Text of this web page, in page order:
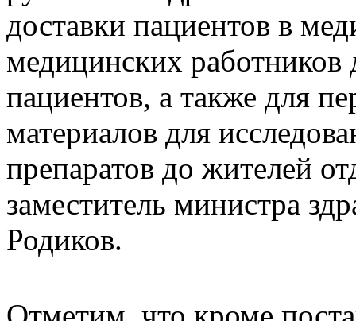
доставки пациентов в
медицинских работников
пациентов, а также для
материалов для
препаратов до жителей
заместитель министра
Родиков.